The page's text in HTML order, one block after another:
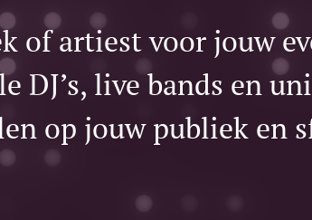
of artiest voor jouw
DJ’s, live bands en
op jouw publiek en